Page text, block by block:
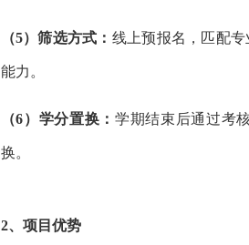
（5）筛选方式： 线上预报名，匹配
能力。
（6） 学分置换： 学期结束后通过考
换。
2、项目优势